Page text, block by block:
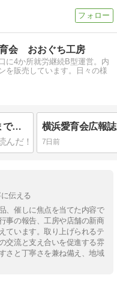
会 おおぐち工房
に4か所就労継続B型運営。内
を販売しています。日々の様
7月の表彰です。8月7日から14日まで夏季休暇となります。 横浜愛育会広報
7日前
伝える
、催しに焦点を当てた内容で
事の報告、工房や店舗の新商
ています。取り上げられるテ
交流と支え合いを促進する雰
さと丁寧さを兼ね備え、地域